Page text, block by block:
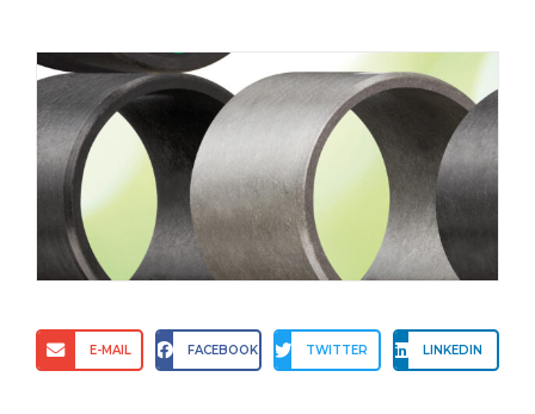
E-MAIL FACEBOOK TWITTER LINKEDIN